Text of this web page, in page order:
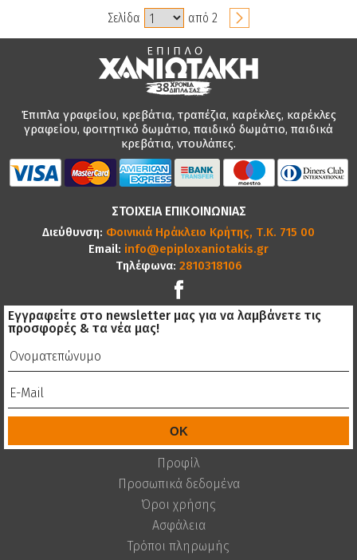
Σελίδα από 2
Έπιπλα γραφείου, κρεβάτια, τραπέζια, καρέκλες, καρέκλες
γραφείου, φοιτητικό δωμάτιο, παιδικό δωμάτιο, παιδικά
κρεβάτια, ντουλάπες.
ΣΤΟΙΧΕΙΑ ΕΠΙΚΟΙΝΩΝΙΑΣ
Διεύθυνση: Φοινικιά Ηράκλειο Κρήτης, Τ.Κ. 715 00
Email: info@epiploxaniotakis.gr
Τηλέφωνα: 2810318106
Εγγραφείτε στο newsletter μας για να λαμβάνετε τις
προσφορές & τα νέα μας!
Προφίλ
Προσωπικά δεδομένα
Όροι χρήσης
Ασφάλεια
Τρόποι πληρωμής